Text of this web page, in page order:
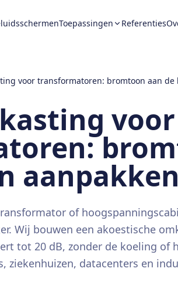
Toepassingen Referenties
voor transformatoren: bromtoon aan de
voor
aanpakken
of
Wij bouwen een akoestische
tot 20 dB, zonder de koeling of
ziekenhuizen, datacenters en